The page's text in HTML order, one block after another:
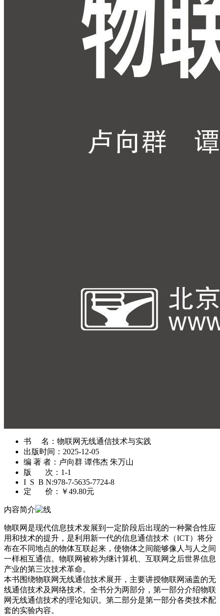
书 名： 物联网无线通信技术与实践
出版时间： 2025-12-05
编 著 者： 卢向群 谭伟杰 朱万山
版 次： 1-1
I S B N:978-7-5635-7724-8
定 价：
￥49.80元
内容简介
物联网是现代信息技术发展到一定阶段后出现的一种聚合性应
用和技术的提升，是利用新一代的信息通信技术（ICT）将分
布在不同地点的物体互联起来，使物体之间能够像人与人之间
一样相互通信。物联网被称为继计算机、互联网之后世界信息
产业的第三次技术革命。
本书围绕物联网无线通信技术展开，主要讲授物联网涵盖的无
线通信技术及网络技术。全书分为两部分，第一部分介绍物联
网无线通信技术的理论知识。第二部分是第一部分各类技术配
套的实验内容。